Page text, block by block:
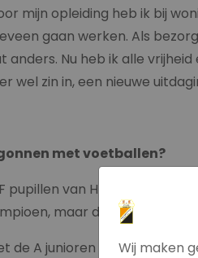
mijn opleiding heb ik bij
gaan werken. Als
anders. Nu heb ik alle
wel zin in, een nieuwe
met voetballen?
van HH’97. Ik weet
maar daar kan ik me
de A junioren herinner ik me
Wij maken